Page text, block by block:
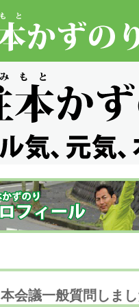
本会議一般質問しま